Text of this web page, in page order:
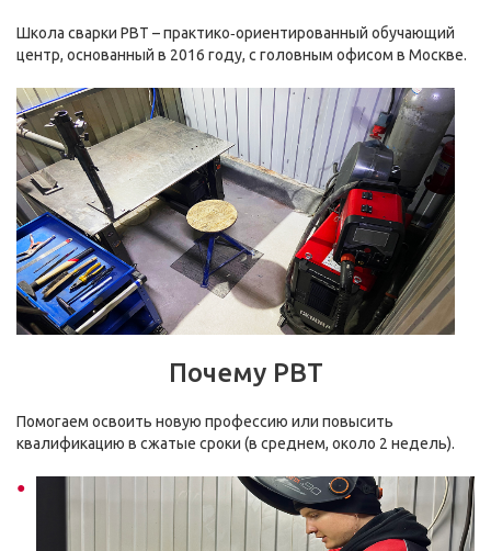
Школа сварки РВТ – практико‑ориентированный обучающий
центр, основанный в 2016 году, с головным офисом в Москве.
Почему РВТ
Помогаем освоить новую профессию или повысить
квалификацию в сжатые сроки (в среднем, около 2 недель).